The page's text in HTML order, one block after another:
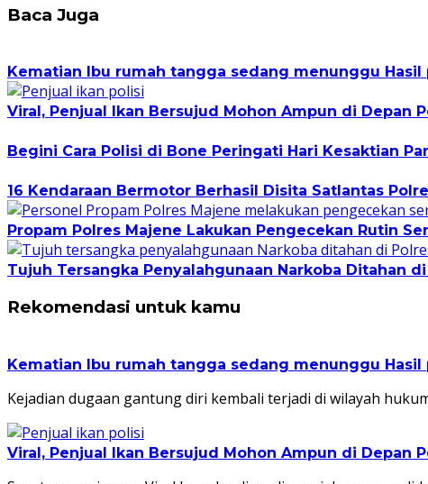
Baca Juga
Kematian Ibu rumah tangga sedang menunggu
Viral, Penjual Ikan Bersujud Mohon Ampun di Depan
Begini Cara Polisi di Bone Peringati Hari Kesaktian
16 Kendaraan Bermotor Berhasil Disita Satlantas
Propam Polres Majene Lakukan Pengecekan Rutin
Tujuh Tersangka Penyalahgunaan Narkoba Ditahan
Rekomendasi untuk kamu
Kematian Ibu rumah tangga sedang menunggu Hasil
Kejadian dugaan gantung diri kembali terjadi di wilayah
Viral, Penjual Ikan Bersujud Mohon Ampun di Depan